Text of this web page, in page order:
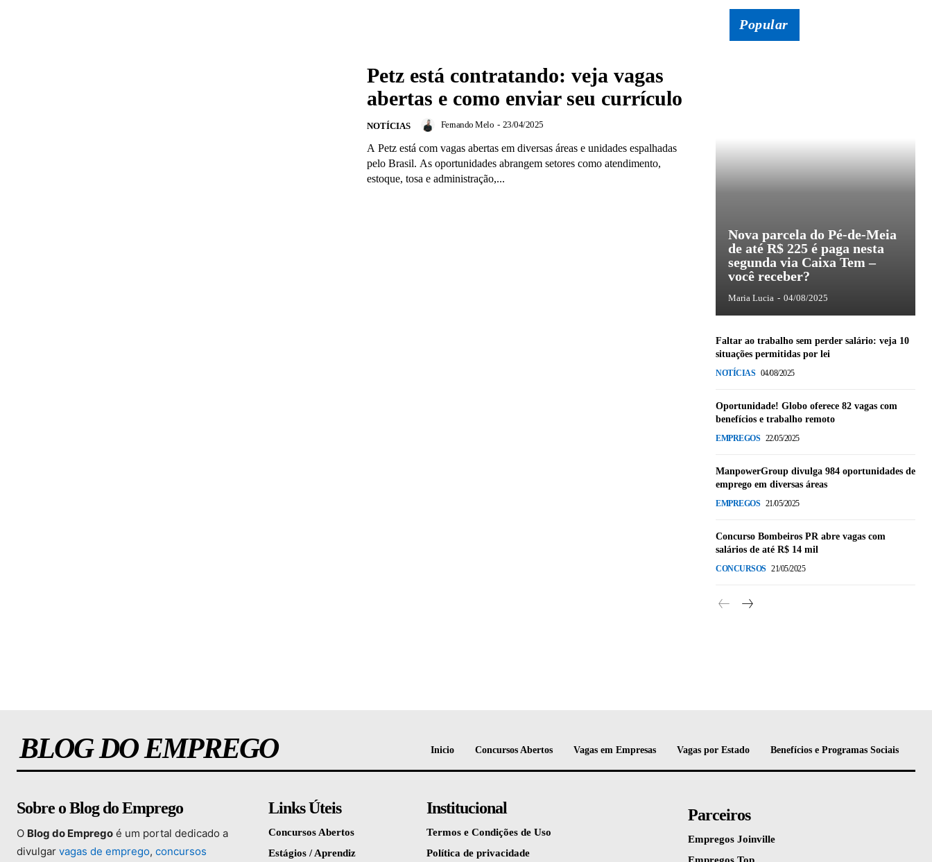
Petz está contratando: veja vagas
abertas e como enviar seu currículo
NOTÍCIAS Fernando Melo - 23/04/2025
A Petz está com vagas abertas em diversas áreas e unidades espalhadas
pelo Brasil. As oportunidades abrangem setores como atendimento,
estoque, tosa e administração,...
Popular
Nova parcela do Pé-de-Meia
de até R$ 225 é paga nesta
segunda via Caixa Tem –
você receber?
Maria Lucia - 04/08/2025
Faltar ao trabalho sem perder salário: veja 10
situações permitidas por lei
NOTÍCIAS 04/08/2025
Oportunidade! Globo oferece 82 vagas com
benefícios e trabalho remoto
EMPREGOS 22/05/2025
ManpowerGroup divulga 984 oportunidades de
emprego em diversas áreas
EMPREGOS 21/05/2025
Concurso Bombeiros PR abre vagas com
salários de até R$ 14 mil
CONCURSOS 21/05/2025
BLOG DO EMPREGO Inicio Concursos Abertos Vagas em Empresas Vagas por Estado Benefícios e Programas Sociais
Sobre o Blog do Emprego
O Blog do Emprego é um portal dedicado a
divulgar vagas de emprego, concursos
Links Úteis
Concursos Abertos
Estágios / Aprendiz
Institucional
Termos e Condições de Uso
Política de privacidade
Parceiros
Empregos Joinville
Empregos Top